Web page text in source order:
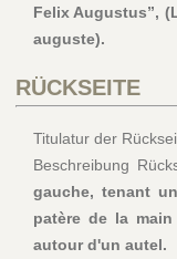
Felix Augustus”,
auguste).
RÜCKSEITE
Titulatur der
Beschreibung
gauche, tenant
patère de la
autour d'un autel.